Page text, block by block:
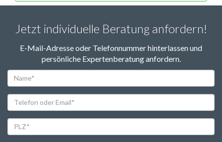
Jetzt individuelle Beratung anfordern!
E-Mail-Adresse oder Telefonnummer hinterlassen und
persönliche Expertenberatung anfordern.
oder
Email*